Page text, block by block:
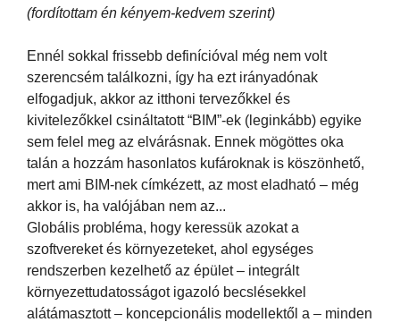
(fordítottam én kényem-kedvem szerint)
Ennél sokkal frissebb definícióval még nem volt
szerencsém találkozni, így ha ezt irányadónak
elfogadjuk, akkor az itthoni tervezőkkel és
kivitelezőkkel csináltatott “BIM”-ek (leginkább) egyike
sem felel meg az elvárásnak. Ennek mögöttes oka
talán a hozzám hasonlatos kufároknak is köszönhető,
mert ami BIM-nek címkézett, az most eladható – még
akkor is, ha valójában nem az...
Globális probléma, hogy keressük azokat a
szoftvereket és környezeteket, ahol egységes
rendszerben kezelhető az épület – integrált
környezettudatosságot igazoló becslésekkel
alátámasztott – koncepcionális modellektől a – minden